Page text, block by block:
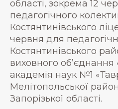
області, зокрема 12
педагогічного
Костянтинівського
червня для
Костянтинівського
виховного об’єднання
академія наук №1
Мелітопольської
Запорізької області.